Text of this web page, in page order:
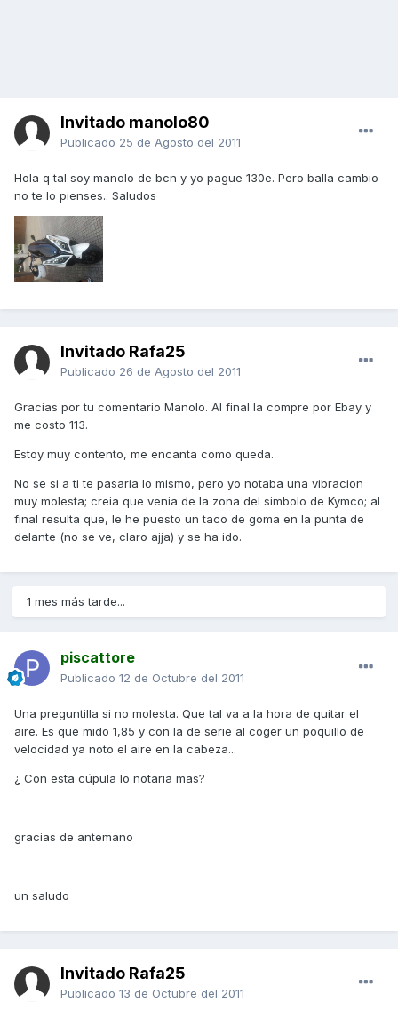
Invitado manolo80
Publicado 25 de Agosto del 2011
Hola q tal soy manolo de bcn y yo pague 130e. Pero balla cambio
no te lo pienses.. Saludos
Invitado Rafa25
Publicado 26 de Agosto del 2011
Gracias por tu comentario Manolo. Al final la compre por Ebay y
me costo 113.
Estoy muy contento, me encanta como queda.
No se si a ti te pasaria lo mismo, pero yo notaba una vibracion
muy molesta; creia que venia de la zona del simbolo de Kymco; al
final resulta que, le he puesto un taco de goma en la punta de
delante (no se ve, claro ajja) y se ha ido.
1 mes más tarde...
piscattore
Publicado 12 de Octubre del 2011
Una preguntilla si no molesta. Que tal va a la hora de quitar el
aire. Es que mido 1,85 y con la de serie al coger un poquillo de
velocidad ya noto el aire en la cabeza...
¿ Con esta cúpula lo notaria mas?
gracias de antemano
un saludo
Invitado Rafa25
Publicado 13 de Octubre del 2011